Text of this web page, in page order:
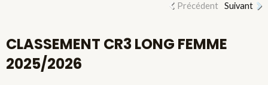
Précédent
Suivant
CLASSEMENT CR3 LONG FEMME
2025/2026